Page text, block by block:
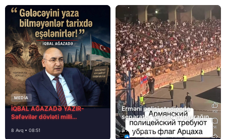
MEDİA
İQBAL AĞAZADƏ YAZIR-
Səfəvilər dövləti milli
8 Avq • 08:51
Erməni polisi stadionda
separatçı “Artsax”ın bayrağını
müsadirə etdi və…
8 Avq • 08:39